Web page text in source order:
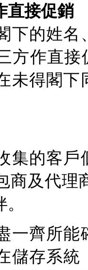
直接促銷
下的姓
方作直
未得閣
集的客
商及代理
一齊所
儲存系